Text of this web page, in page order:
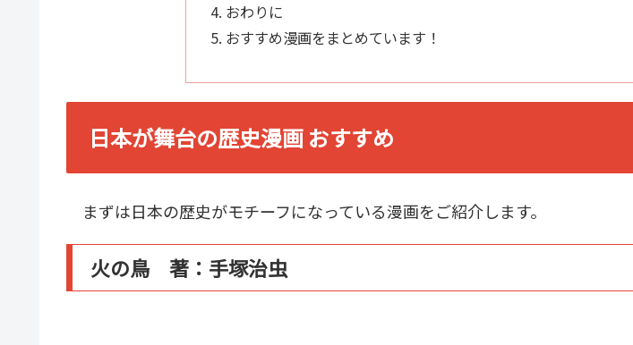
おわりに
おすすめ漫画をまとめています！
日本が舞台の歴史漫画 おすすめ
まずは日本の歴史がモチーフになっている漫画をご紹介します。
火の鳥 著：手塚治虫